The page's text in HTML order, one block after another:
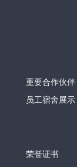
重要合作伙伴
员工宿舍展示
荣誉证书